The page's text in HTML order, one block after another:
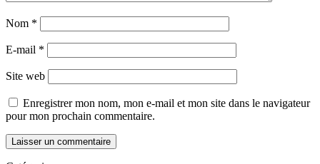
Nom *
E-mail *
Site web
Enregistrer mon nom, mon e-mail et mon site dans le navigateur
pour mon prochain commentaire.